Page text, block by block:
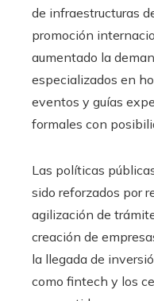
de infraestructuras
promoción
aumentado la
especializados en
eventos y guías
formales con
Las políticas
sido reforzados por
agilización de
creación de
la llegada de
como fintech y los